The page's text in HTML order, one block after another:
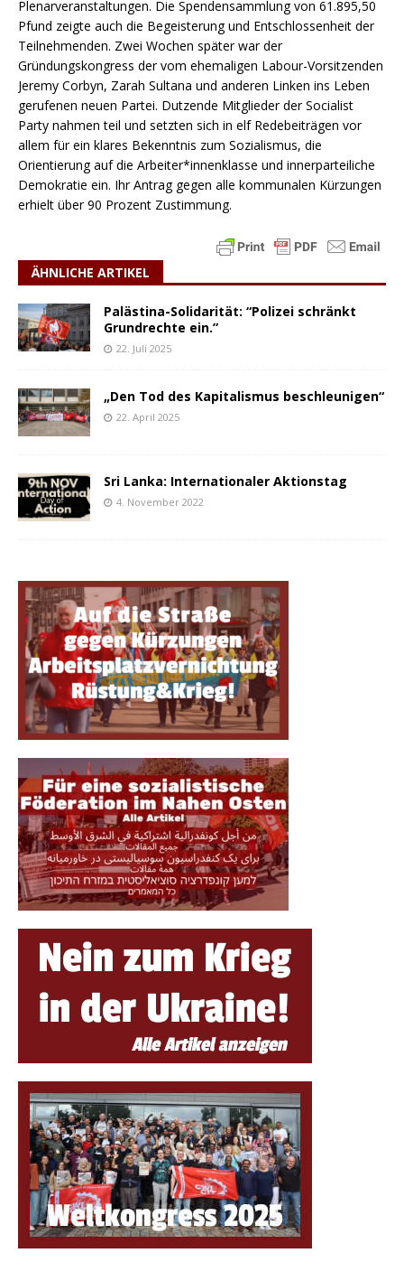
Plenarveranstaltungen. Die Spendensammlung von 61.895,50
Pfund zeigte auch die Begeisterung und Entschlossenheit der
Teilnehmenden. Zwei Wochen später war der
Gründungskongress der vom ehemaligen Labour-Vorsitzenden
Jeremy Corbyn, Zarah Sultana und anderen Linken ins Leben
gerufenen neuen Partei. Dutzende Mitglieder der Socialist
Party nahmen teil und setzten sich in elf Redebeiträgen vor
allem für ein klares Bekenntnis zum Sozialismus, die
Orientierung auf die Arbeiter*innenklasse und innerparteiliche
Demokratie ein. Ihr Antrag gegen alle kommunalen Kürzungen
erhielt über 90 Prozent Zustimmung.
ÄHNLICHE ARTIKEL
Palästina-Solidarität: “Polizei schränkt
Grundrechte ein.”
22. Juli 2025
„Den Tod des Kapitalismus beschleunigen“
22. April 2025
Sri Lanka: Internationaler Aktionstag
4. November 2022